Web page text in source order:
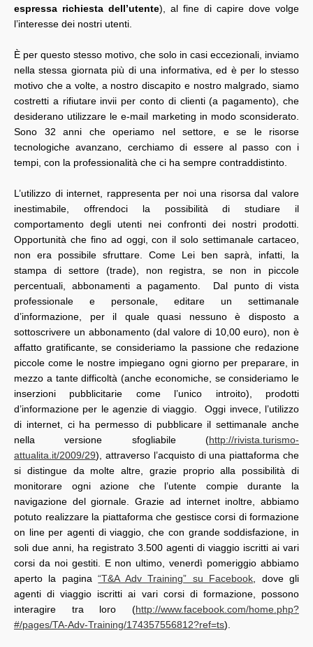
espressa richiesta dell’utente), al fine di capire dove volge
l’interesse dei nostri utenti.
È per questo stesso motivo, che solo in casi eccezionali, inviamo
nella stessa giornata più di una informativa, ed è per lo stesso
motivo che a volte, a nostro discapito e nostro malgrado, siamo
costretti a rifiutare invii per conto di clienti (a pagamento), che
desiderano utilizzare le e-mail marketing in modo sconsiderato.
Sono 32 anni che operiamo nel settore, e se le risorse
tecnologiche avanzano, cerchiamo di essere al passo con i
tempi, con la professionalità che ci ha sempre contraddistinto.
L’utilizzo di internet, rappresenta per noi una risorsa dal valore
inestimabile, offrendoci la possibilità di studiare il
comportamento degli utenti nei confronti dei nostri prodotti.
Opportunità che fino ad oggi, con il solo settimanale cartaceo,
non era possibile sfruttare. Come Lei ben saprà, infatti, la
stampa di settore (trade), non registra, se non in piccole
percentuali, abbonamenti a pagamento. Dal punto di vista
professionale e personale, editare un settimanale
d’informazione, per il quale quasi nessuno è disposto a
sottoscrivere un abbonamento (dal valore di 10,00 euro), non è
affatto gratificante, se consideriamo la passione che redazione
piccole come le nostre impiegano ogni giorno per preparare, in
mezzo a tante difficoltà (anche economiche, se consideriamo le
inserzioni pubblicitarie come l’unico introito), prodotti
d’informazione per le agenzie di viaggio. Oggi invece, l’utilizzo
di internet, ci ha permesso di pubblicare il settimanale anche
nella versione sfogliabile (http://rivista.turismo-
attualita.it/2009/29), attraverso l’acquisto di una piattaforma che
si distingue da molte altre, grazie proprio alla possibilità di
monitorare ogni azione che l’utente compie durante la
navigazione del giornale. Grazie ad internet inoltre, abbiamo
potuto realizzare la piattaforma che gestisce corsi di formazione
on line per agenti di viaggio, che con grande soddisfazione, in
soli due anni, ha registrato 3.500 agenti di viaggio iscritti ai vari
corsi da noi gestiti. E non ultimo, venerdì pomeriggio abbiamo
aperto la pagina“T&A Adv Training” su Facebook , dove gli
agenti di viaggio iscritti ai vari corsi di formazione, possono
interagire tra loro (http://www.facebook.com/home.php?
#/pages/TA-Adv-Training/174357556812?ref=ts).